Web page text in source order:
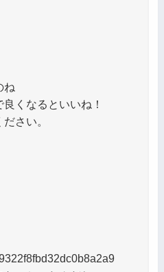
ね
くなるといいね！
さい。